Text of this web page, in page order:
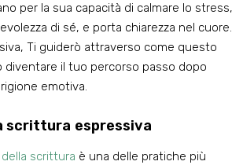
per la sua capacità di calmare lo stress,
di sé, e porta chiarezza nel cuore.
Ti guiderò attraverso come questo
diventare il tuo percorso passo dopo
emotiva.
scrittura espressiva
scrittura è una delle pratiche più